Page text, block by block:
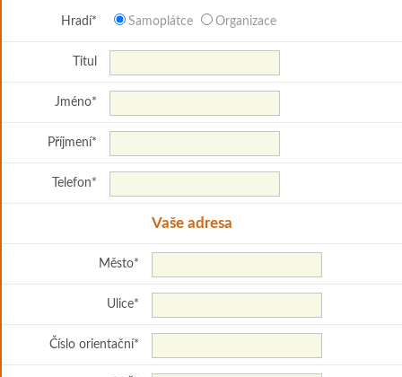
Hradí* Samoplátce Organizace
Titul
Jméno*
Příjmení*
Telefon*
Vaše adresa
Město*
Ulice*
Číslo orientační*